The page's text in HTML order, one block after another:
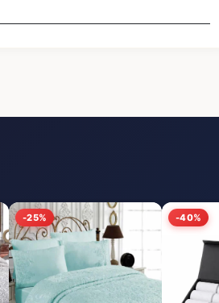
-25% -40%